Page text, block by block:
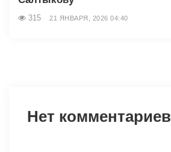
315 21 ЯНВАРЯ, 2026 04:40
Нет комментариев